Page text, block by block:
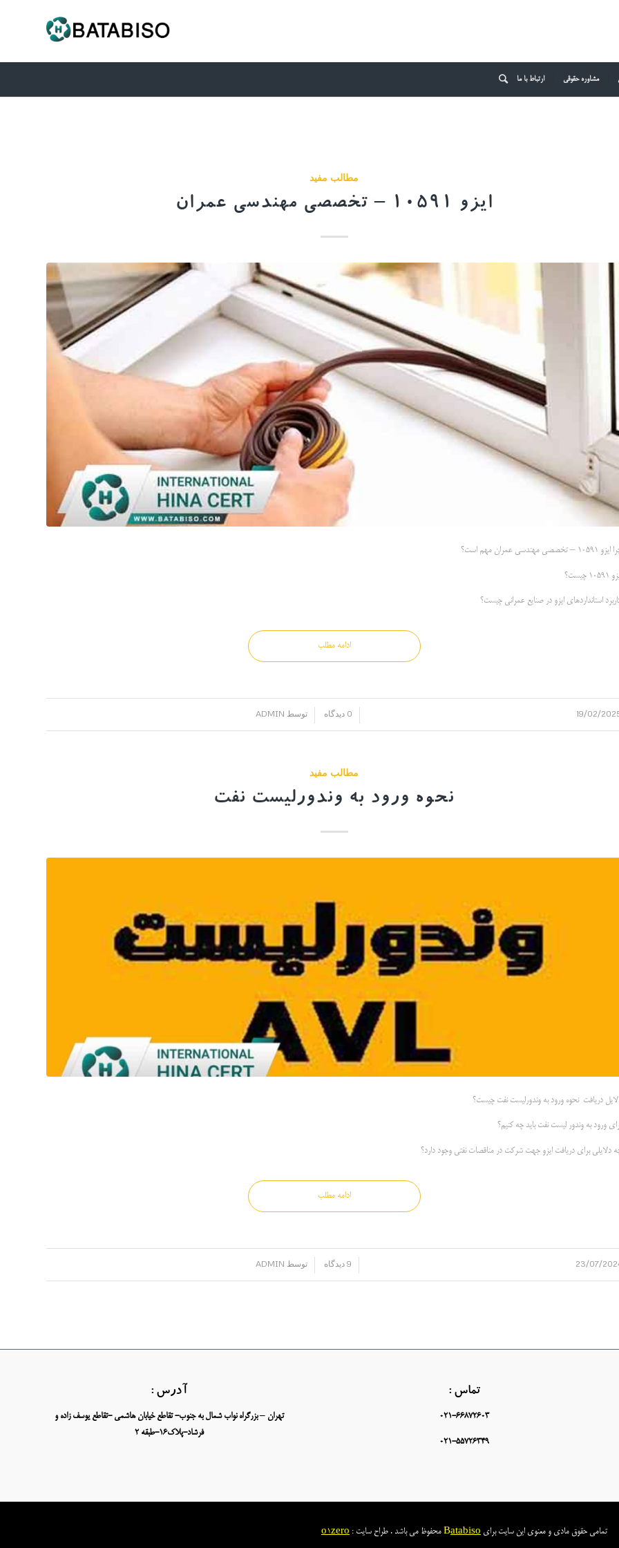
مشاوره حقوقی ارتباط با ما
مطالب مفید
ایزو 10591 – تخصصی مهندسی عمران
– تخصصی مهندسی عمران مهم است؟
چیست؟
استانداردهای ایزو در صنایع عمرانی چیست؟
ادامه مطلب
19/02/ 0 دیدگاه توسط ADMIN
مطالب مفید
نحوه ورود به وندورلیست نفت
دریافت نحوه ورود به وندورلیست نفت چیست؟
ورود به وندور لیست نفت باید چه کنیم؟
دلایلی برای دریافت ایزو جهت شرکت در مناقصات نفتی وجود دارد؟
ادامه مطلب
23/07/ 9 دیدگاه توسط ADMIN
تماس :
021-66872603
021-55726349
آدرس :
تهران – بزرگراه نواب شمال به جنوب- تقاطع خیابان هاشمی -تقاطع یوسف زاده و
فرشاد-پلاک16-طبقه 2
تمامی حقوق مادی و معنوی این سایت برای Batabiso محفوظ می باشد . طراح سایت : o1zero